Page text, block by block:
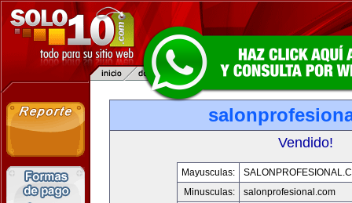
Vendido!
Mayusculas:
Minusculas:
salonprofesional.com